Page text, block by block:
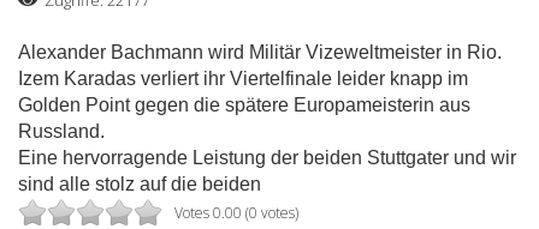
Alexander Bachmann wird Militär Vizeweltmeister in Rio.
Izem Karadas verliert ihr Viertelfinale leider knapp im
Golden Point gegen die spätere Europameisterin aus
Russland.
Eine hervorragende Leistung der beiden Stuttgater und wir
sind alle stolz auf die beiden
Votes 0.00 (0 votes)